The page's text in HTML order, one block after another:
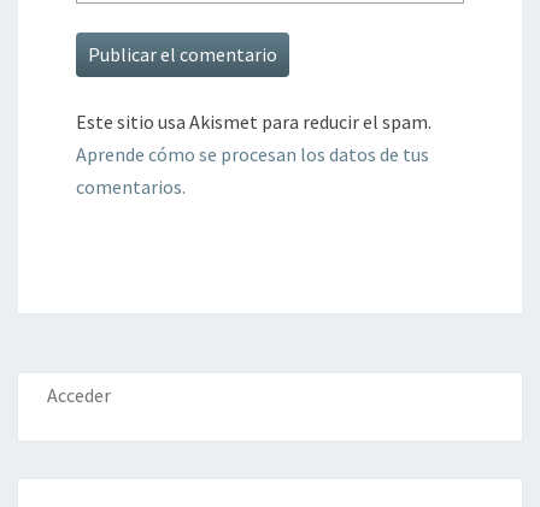
Este sitio usa Akismet para reducir el spam.
Aprende cómo se procesan los datos de tus
comentarios.
Acceder